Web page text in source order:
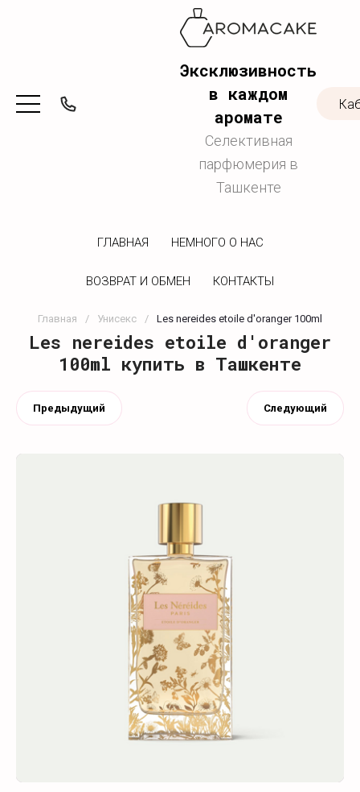
Эксклюзивность
в каждом
аромате
Селективная
парфюмерия в
Ташкенте
ГЛАВНАЯ НЕМНОГО О НАС
ВОЗВРАТ И ОБМЕН КОНТАКТЫ
Главная / Унисекс / Les nereides etoile d'oranger 100ml
Les nereides etoile d'oranger
100ml купить в Ташкенте
Предыдущий Следующий